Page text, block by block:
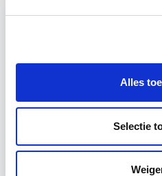
Alles
Selectie
onvermijdelijke)
zo goed mogelijk zelf
Lees verder